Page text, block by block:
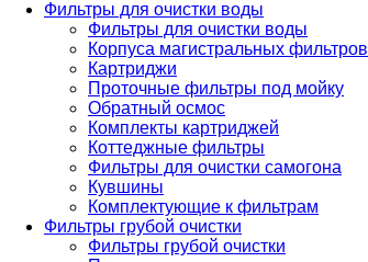
Фильтры для очистки воды
Фильтры для очистки воды
Корпуса магистральных фильтров
Картриджи
Проточные фильтры под мойку
Обратный осмос
Комплекты картриджей
Коттеджные фильтры
Фильтры для очистки самогона
Кувшины
Комплектующие к фильтрам
Фильтры грубой очистки
Фильтры грубой очистки